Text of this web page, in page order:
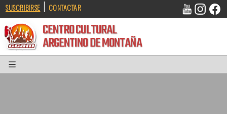
SUSCRIBIRSE | CONTACTAR
CENTRO CULTURAL
ARGENTINO DE MONTAÑA